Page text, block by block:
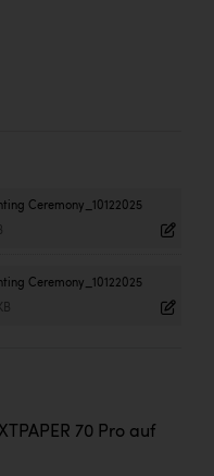
Ceremony_10122025
Ceremony_10122025
70 Pro auf